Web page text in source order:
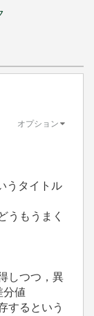
オプション
うタイトル
うもうまく
しつつ，異
分値
するという